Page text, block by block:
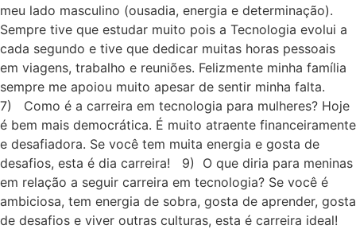
meu lado masculino (ousadia, energia e determinação).
Sempre tive que estudar muito pois a Tecnologia evolui a
cada segundo e tive que dedicar muitas horas pessoais
em viagens, trabalho e reuniões. Felizmente minha família
sempre me apoiou muito apesar de sentir minha falta.
7) Como é a carreira em tecnologia para mulheres? Hoje
é bem mais democrática. É muito atraente financeiramente
e desafiadora. Se você tem muita energia e gosta de
desafios, esta é dia carreira! 9) O que diria para meninas
em relação a seguir carreira em tecnologia? Se você é
ambiciosa, tem energia de sobra, gosta de aprender, gosta
de desafios e viver outras culturas, esta é carreira ideal!